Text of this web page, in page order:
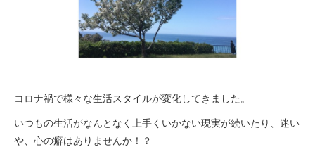
コロナ禍で様々な生活スタイルが変化してきました。
いつもの生活がなんとなく上手くいかない現実が続いたり、迷い
や、心の癖はありませんか！？